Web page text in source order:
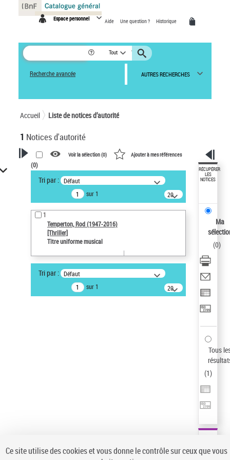
Espace personnel Aide Une question ? Historique
Tout
Recherche avancée AUTRES RECHERCHES
Accueil Liste de notices d’autorité
1 Notices d'autorité
VOTRE RECHERCHE
Recherche avancée dans les
notices d’autorité
Œuvres liées à l'auteur :
Temperton, Rod (1947-2016)
Auteur d’œuvre
Type de notice d'autorité
Voir la sélection (0) Ajouter à mes références
(0)
Tri par : Défaut
sur 1
20
résultats/page
1
Temperton, Rod (1947-2016)
[Thriller]
Titre uniforme musical
Tri par : Défaut
sur 1
20
résultats/page
RÉCUPÉRER
LES
NOTICES
Ma
(0)
Tous
(1)
Panneau de gestion des cookies
Ce site utilise des cookies et vous donne le contrôle sur ceux que vous